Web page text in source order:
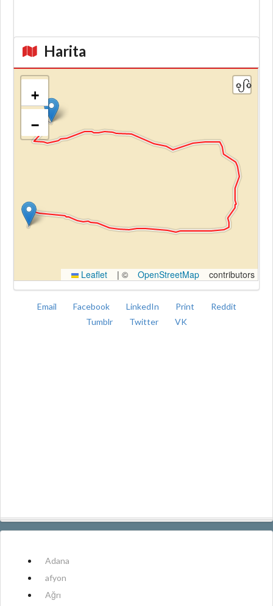
Harita
+
−
Leaflet | © OpenStreetMap contributors
Email Facebook LinkedIn Print
Reddit
Tumblr
Twitter VK
Adana
afyon
Ağrı